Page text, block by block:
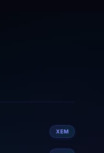
XEM